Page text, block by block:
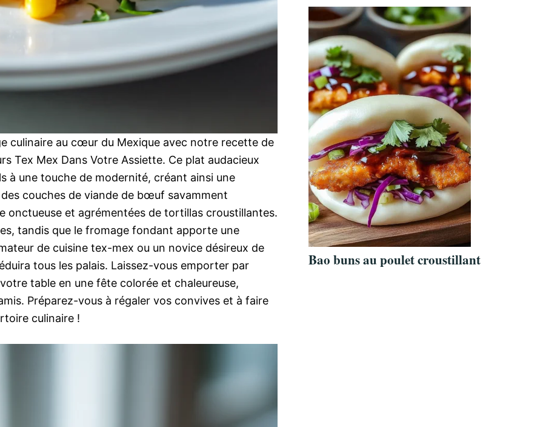
culinaire au cœur du Mexique avec notre recette de
Tex Mex Dans Votre Assiette. Ce plat audacieux
à une touche de modernité, créant ainsi une
couches de viande de bœuf savamment
onctueuse et agrémentées de tortillas croustillantes.
tandis que le fromage fondant apporte une
de cuisine tex-mex ou un novice désireux de
tous les palais. Laissez-vous emporter par
table en une fête colorée et chaleureuse,
Préparez-vous à régaler vos convives et à faire
culinaire !
Bao buns au poulet croustillant